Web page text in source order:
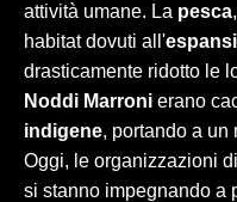
attività umane. La pesca
habitat dovuti all'
drasticamente ridotto le
Noddi Marroni erano
indigene, portando a un
Oggi, le organizzazioni
si stanno impegnando a